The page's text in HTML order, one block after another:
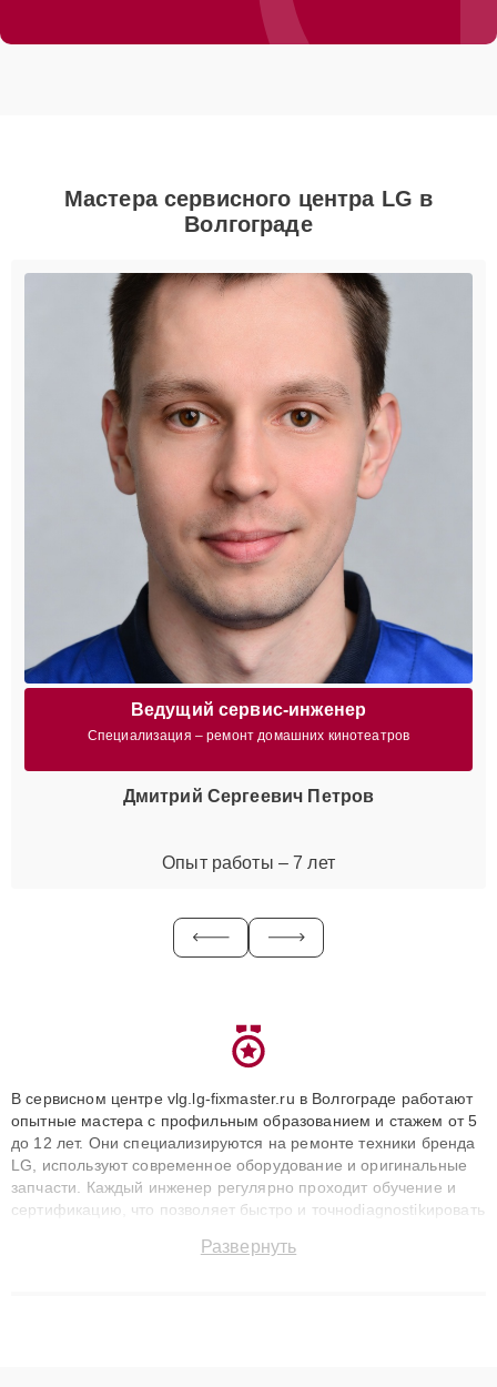
Мастера сервисного центра LG в
Волгограде
Ведущий сервис-инженер
Специализация – ремонт домашних кинотеатров
Дмитрий Сергеевич Петров
Опыт работы – 7 лет
В сервисном центре vlg.lg-fixmaster.ru в Волгограде работают
опытные мастера с профильным образованием и стажем от 5
до 12 лет. Они специализируются на ремонте техники бренда
LG, используют современное оборудование и оригинальные
запчасти. Каждый инженер регулярно проходит обучение и
сертификацию, что позволяет быстро и точноdiagnostikировать
до 3 лет. Наши мастера решают сложные случаи: от замены
Развернуть